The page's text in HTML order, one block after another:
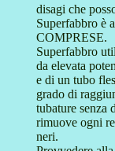
disagi che
Superfabbro è
COMPRESE.
Superfabbro
da elevata
e di un tubo
grado di
tubature senza
rimuove ogni
neri.